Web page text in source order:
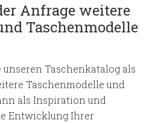
Anfrage weitere
Taschenmodelle
unseren Taschenkatalog als
Taschenmodelle und
als Inspiration und
Entwicklung Ihrer